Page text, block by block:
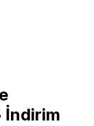
İndirim